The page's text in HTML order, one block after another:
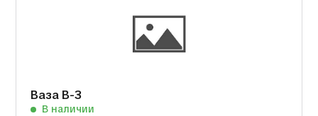
Ваза В-3
В наличии